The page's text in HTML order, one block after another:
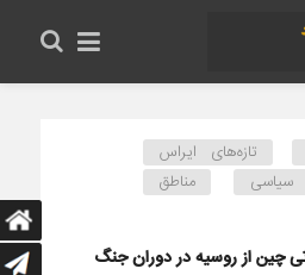
تازه‌های ایراس
سیاسی
مناطق
چین از روسیه در دوران جنگ